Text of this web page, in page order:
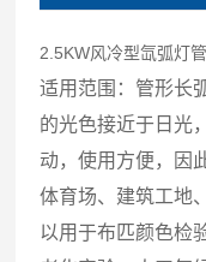
2.5KW风冷型氙弧灯管
适用范围：管形长
的光色接近于日光
动，使用方便，因
体育场、建筑工地
以用于布匹颜色检